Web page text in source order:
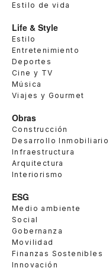
Estilo de vida
Life & Style
Estilo
Entretenimiento
Deportes
Cine y TV
Música
Viajes y Gourmet
Obras
Construcción
Desarrollo Inmobiliario
Infraestructura
Arquitectura
Interiorismo
ESG
Medio ambiente
Social
Gobernanza
Movilidad
Finanzas Sostenibles
Innovación